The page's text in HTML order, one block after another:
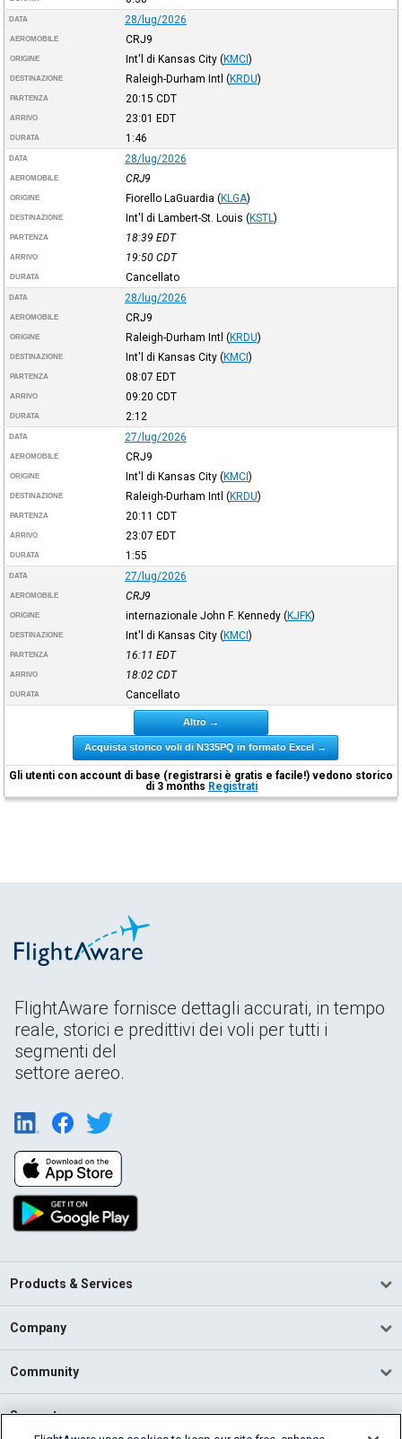
DATA 28/lug/2026
AEROMOBILE CRJ9
ORIGINE Int'l di Kansas City (KMCI)
DESTINAZIONE Raleigh-Durham Intl (KRDU)
PARTENZA 20:15 CDT
ARRIVO 23:01 EDT
DURATA 1:46
DATA 28/lug/2026
AEROMOBILE CRJ9
ORIGINE Fiorello LaGuardia (KLGA)
DESTINAZIONE Int'l di Lambert-St. Louis (KSTL )
PARTENZA 18:39 EDT
ARRIVO 19:50 CDT
DURATA Cancellato
DATA 28/lug/2026
AEROMOBILE CRJ9
ORIGINE Raleigh-Durham Intl (KRDU)
DESTINAZIONE Int'l di Kansas City (KMCI)
PARTENZA 08:07 EDT
ARRIVO 09:20 CDT
DURATA 2:12
DATA 27/lug/2026
AEROMOBILE CRJ9
ORIGINE Int'l di Kansas City (KMCI)
DESTINAZIONE Raleigh-Durham Intl (KRDU)
PARTENZA 20:11 CDT
ARRIVO 23:07 EDT
DURATA 1:55
DATA 27/lug/2026
AEROMOBILE CRJ9
ORIGINE internazionale John F. Kennedy (KJFK)
DESTINAZIONE Int'l di Kansas City (KMCI)
PARTENZA 16:11 EDT
ARRIVO 18:02 CDT
DURATA Cancellato
Altro →
Acquista storico voli di N335PQ in formato Excel →
Gli utenti con account di base (registrarsi è gratis e facile!) vedono storico
di 3 months Registrati
FlightAware fornisce dettagli accurati, in tempo
reale, storici e predittivi dei voli per tutti i
segmenti del
settore aereo.
Products & Services
Company
Community
Support